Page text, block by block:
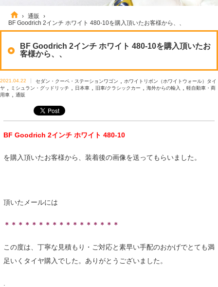
› 通販
›
BF Goodrich 2インチ ホワイト 480-10を購入頂いたお客様から、、
BF Goodrich 2インチ ホワイト 480-10を購入頂いたお
客様から、、
2021.04.22 セダン・クーペ・ステーションワゴン
ホワイトリボン（ホワイトウォール）タイ
ヤ
ミシュラン・グッドリッチ 日本車 旧車/クラシックカー 海外からの輸入
軽自動車・商
用車
通販
BF Goodrich 2インチ ホワイト 480-10
を購入頂いたお客様から、装着後の画像を送ってもらいました。
頂いたメールには
＊＊＊＊＊＊＊＊＊＊＊＊＊＊＊＊＊
この度は、丁寧な見積もり・ご対応と素早い手配のおかげでとても満
足いくタイヤ購入でした。ありがとうございました。